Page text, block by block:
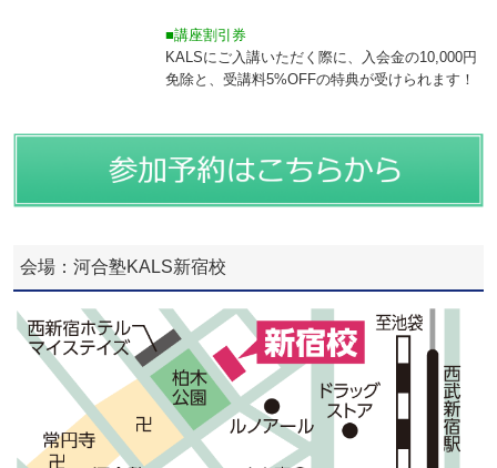
■講座割引券
KALSにご入講いただく際に、入会金の10,000円
免除と、受講料5%OFFの特典が受けられます！
会場：河合塾KALS新宿校